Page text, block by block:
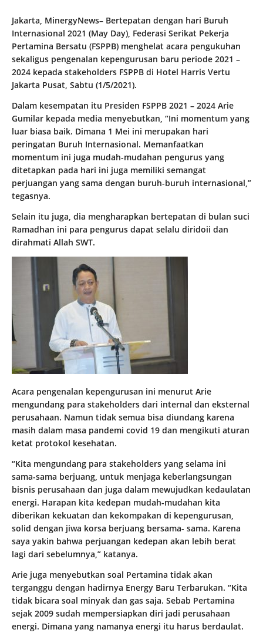
Jakarta, MinergyNews– Bertepatan dengan hari Buruh
Internasional 2021 (May Day), Federasi Serikat Pekerja
Pertamina Bersatu (FSPPB) menghelat acara pengukuhan
sekaligus pengenalan kepengurusan baru periode 2021 –
2024 kepada stakeholders FSPPB di Hotel Harris Vertu
Jakarta Pusat, Sabtu (1/5/2021).
Dalam kesempatan itu Presiden FSPPB 2021 – 2024 Arie
Gumilar kepada media menyebutkan, “Ini momentum yang
luar biasa baik. Dimana 1 Mei ini merupakan hari
peringatan Buruh Internasional. Memanfaatkan
momentum ini juga mudah-mudahan pengurus yang
ditetapkan pada hari ini juga memiliki semangat
perjuangan yang sama dengan buruh-buruh internasional,”
tegasnya.
Selain itu juga, dia mengharapkan bertepatan di bulan suci
Ramadhan ini para pengurus dapat selalu diridoii dan
dirahmati Allah SWT.
Acara pengenalan kepengurusan ini menurut Arie
mengundang para stakeholders dari internal dan eksternal
perusahaan. Namun tidak semua bisa diundang karena
masih dalam masa pandemi covid 19 dan mengikuti aturan
ketat protokol kesehatan.
“Kita mengundang para stakeholders yang selama ini
sama-sama berjuang, untuk menjaga keberlangsungan
bisnis perusahaan dan juga dalam mewujudkan kedaulatan
energi. Harapan kita kedepan mudah-mudahan kita
diberikan kekuatan dan kekompakan di kepengurusan,
solid dengan jiwa korsa berjuang bersama- sama. Karena
saya yakin bahwa perjuangan kedepan akan lebih berat
lagi dari sebelumnya,” katanya.
Arie juga menyebutkan soal Pertamina tidak akan
terganggu dengan hadirnya Energy Baru Terbarukan. “Kita
tidak bicara soal minyak dan gas saja. Sebab Pertamina
sejak 2009 sudah mempersiapkan diri jadi perusahaan
energi. Dimana yang namanya energi itu harus berdaulat.